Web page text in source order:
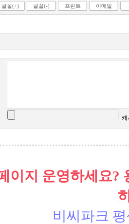
글꼴(+) 글꼴(-) 프린트 이메일
캐
이지 운영하세요?
비씨파크